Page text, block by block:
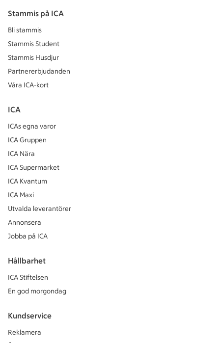
Stammis på ICA
Bli stammis
Stammis Student
Stammis Husdjur
Partnererbjudanden
Våra ICA-kort
ICA
ICAs egna varor
ICA Gruppen
ICA Nära
ICA Supermarket
ICA Kvantum
ICA Maxi
Utvalda leverantörer
Annonsera
Jobba på ICA
Hållbarhet
ICA Stiftelsen
En god morgondag
Kundservice
Reklamera